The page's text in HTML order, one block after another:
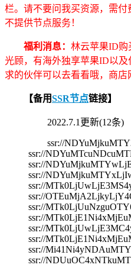
栏。请不要问我买资源，需
不提供节点服务！
福利消息： 林云苹果ID购
光顾，有海外独享苹果ID以及
求的伙伴可以去看看哦，商店
【备用SSR节点链接】
2022.7.1更新(12条)
ssr://
ssr://
ssr://
ssr://
ssr://
ssr://
ssr://
ssr://
ssr://
ssr://
ssr://
ssr://